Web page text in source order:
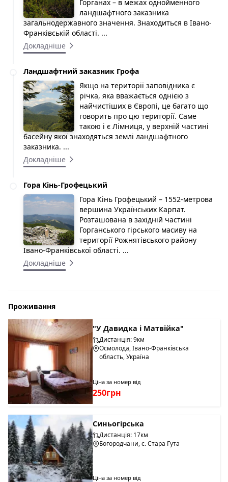
Горганах – в межах однойменного
ландшафтного заказника
загальнодержавного значення. Знаходиться в Івано-
Франківській області. ...
Докладніше
Ландшафтний заказник Грофа
Якщо на території заповідника є
річка, яка вважається однією з
найчистіших в Європі, це багато що
говорить про цю території. Саме
такою і є Лімниця, у верхній частині
басейну якої знаходяться землі ландшафтного
заказника. ...
Докладніше
Гора Кінь-Грофецький
Гора Кінь Грофецький – 1552-метрова
вершина Українських Карпат.
Розташована в західній частині
Горганського гірського масиву на
території Рожнятівського району
Івано-Франківської області. ...
Докладніше
Проживання
"У Давидка і Матвійка"
Дистанція: 9км
Осмолода, Івано-Франківська
область, Україна
Ціна за номер від
250грн
Синьогірська
Дистанція: 17км
Богородчани, с. Стара Гута
Ціна за номер від